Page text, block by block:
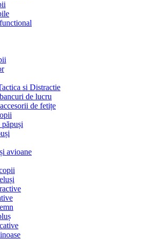
si Distractie
de lucru
de fetițe
avioane